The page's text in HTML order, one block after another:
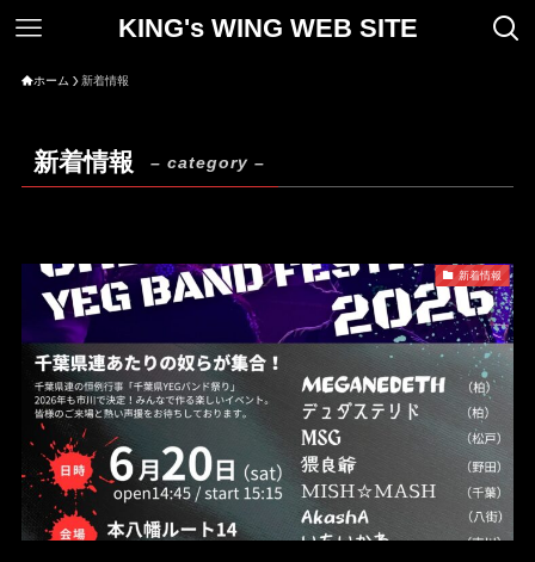
KING's WING WEB SITE
ホーム 新着情報
新着情報 – category –
新着情報